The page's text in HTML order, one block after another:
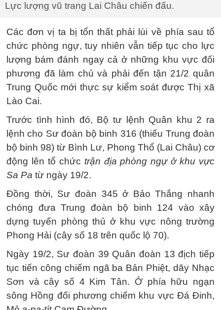
Lực lượng vũ trang Lai Châu chiến đấu.
Các đơn vị ta bị tổn thất phải lùi về phía sau tổ
chức phòng ngự, tuy nhiên vẫn tiếp tục cho lực
lượng bám đánh ngay cả ở những khu vực đối
phương đã làm chủ và phải đến tận 21/2 quân
Trung Quốc mới thực sự kiểm soát được Thị xã
Lào Cai.
Trước tình hình đó, Bộ tư lệnh Quân khu 2 ra
lệnh cho Sư đoàn bộ binh 316 (thiếu Trung đoàn
bộ binh 98) từ Bình Lư, Phong Thổ (Lai Châu) cơ
động lên tổ chức trận địa phòng ngự ở khu vực
Sa Pa từ ngày 19/2.
Đồng thời, Sư đoàn 345 ở Bảo Thắng nhanh
chóng đưa Trung đoàn bộ binh 124 vào xây
dựng tuyến phòng thủ ở khu vực nông trường
Phong Hải (cây số 18 trên quốc lộ 70).
Ngày 19/2, Sư đoàn 39 Quân đoàn 13 địch tiếp
tục tiến công chiếm ngã ba Bản Phiệt, dãy Nhạc
Sơn và cây số 4 Kim Tân. Ở phía hữu ngạn
sông Hồng đối phương chiếm khu vực Đá Đinh,